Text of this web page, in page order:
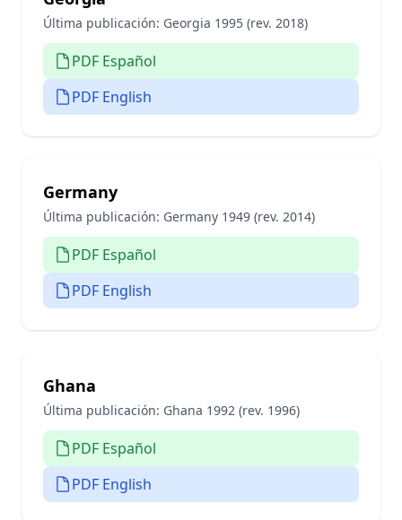
Última publicación: Georgia 1995 (rev. 2018)
PDF Español
PDF English
Germany
Última publicación: Germany 1949 (rev. 2014)
PDF Español
PDF English
Ghana
Última publicación: Ghana 1992 (rev. 1996)
PDF Español
PDF English